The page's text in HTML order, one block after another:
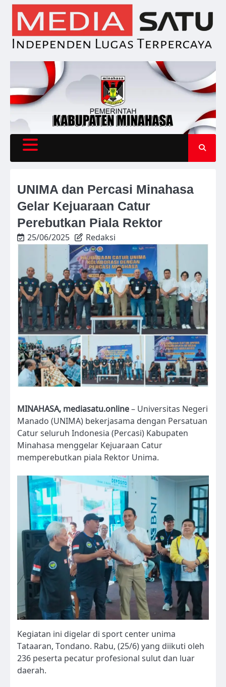
Skip
content
UNIMA dan Percasi Minahasa
Gelar Kejuaraan Catur
Perebutkan Piala Rektor
25/06/2025 Redaksi
MINAHASA, mediasatu.online– Universitas Negeri
Manado (UNIMA) bekerjasama dengan Persatuan
Catur seluruh Indonesia (Percasi) Kabupaten
Minahasa menggelar Kejuaraan Catur
memperebutkan piala Rektor Unima.
Kegiatan ini digelar di sport center unima
Tataaran, Tondano. Rabu, (25/6) yang diikuti oleh
236 peserta pecatur profesional sulut dan luar
daerah.